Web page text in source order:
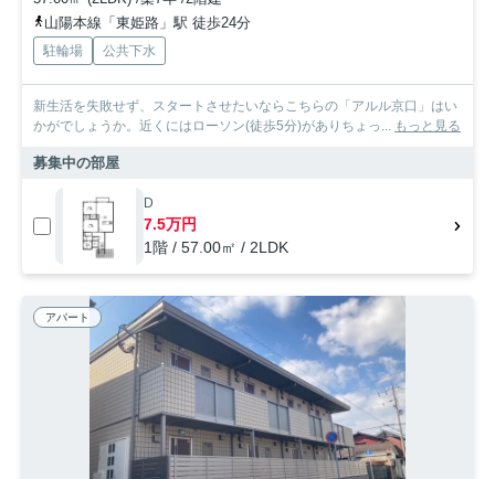
山陽本線「東姫路」駅 徒歩24分
駐輪場 公共下水
新生活を失敗せず、スタートさせたいならこちらの「アルル京口」はい
かがでしょうか。近くにはローソン(徒歩5分)がありちょっ... もっと見る
募集中の部屋
D
7.5万円
1階 / 57.00㎡ / 2LDK
アパート